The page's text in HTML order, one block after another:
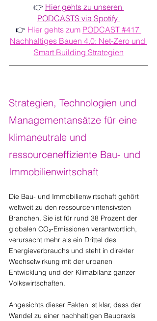
👉 Hier gehts zu unseren
PODCASTS via Spotify
👉 Hier gehts zum PODCAST #417
Nachhaltiges Bauen 4.0: Net-Zero und
Smart Building Strategien
Strategien, Technologien und
Managementansätze für eine
klimaneutrale und
ressourceneffiziente Bau- und
Immobilienwirtschaft
Die Bau- und Immobilienwirtschaft gehört
weltweit zu den ressourcenintensivsten
Branchen. Sie ist für rund 38 Prozent der
globalen CO₂-Emissionen verantwortlich,
verursacht mehr als ein Drittel des
Energieverbrauchs und steht in direkter
Wechselwirkung mit der urbanen
Entwicklung und der Klimabilanz ganzer
Volkswirtschaften.
Angesichts dieser Fakten ist klar, dass der
Wandel zu einer nachhaltigen Baupraxis